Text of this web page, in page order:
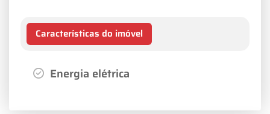
Características do imóvel
Energia elétrica